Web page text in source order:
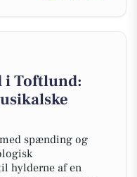
i Toftlund:
spænding og
hylderne af en